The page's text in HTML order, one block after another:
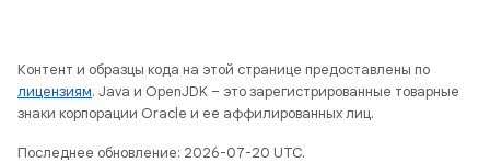
Контент и образцы кода на этой странице предоставлены по
лицензиям. Java и OpenJDK – это зарегистрированные товарные
знаки корпорации Oracle и ее аффилированных лиц.
Последнее обновление: 2026-07-20 UTC.